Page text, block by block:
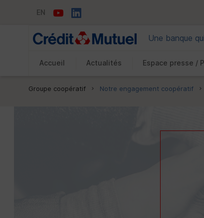
EN
Une banque
Accueil Actualités Espace presse /
Vous êtes ici:
Groupe coopératif Notre engagement coopératif